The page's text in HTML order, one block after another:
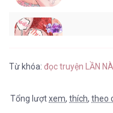
Từ khóa: đọc truyện LẦN
Tổng lượtxem, thích, theo